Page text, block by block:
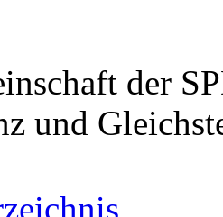
der
und